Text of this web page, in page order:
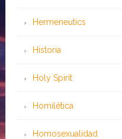
Hermeneutics
Historia
Holy Spirit
Homilética
Homosexualidad